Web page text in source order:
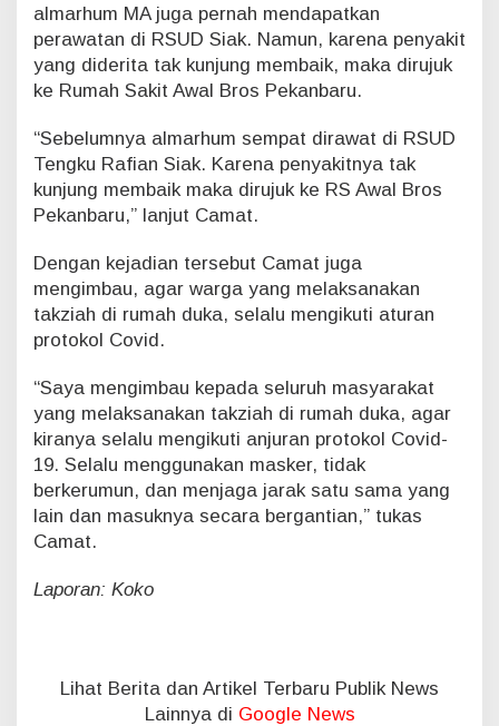
r
a
P
r
o
k
o
l
C
v
i
d
9
d
i
P
e
k
n
almarhum MA juga pernah mendapatkan
perawatan di RSUD Siak. Namun, karena penyakit
yang diderita tak kunjung membaik, maka dirujuk
ke Rumah Sakit Awal Bros Pekanbaru.
“Sebelumnya almarhum sempat dirawat di RSUD
Tengku Rafian Siak. Karena penyakitnya tak
kunjung membaik maka dirujuk ke RS Awal Bros
Pekanbaru,” lanjut Camat.
Dengan kejadian tersebut Camat juga
mengimbau, agar warga yang melaksanakan
takziah di rumah duka, selalu mengikuti aturan
protokol Covid.
“Saya mengimbau kepada seluruh masyarakat
yang melaksanakan takziah di rumah duka, agar
kiranya selalu mengikuti anjuran protokol Covid-
19. Selalu menggunakan masker, tidak
berkerumun, dan menjaga jarak satu sama yang
lain dan masuknya secara bergantian,” tukas
Camat.
Laporan: Koko
Lihat Berita dan Artikel Terbaru Publik News
Lainnya di Google News